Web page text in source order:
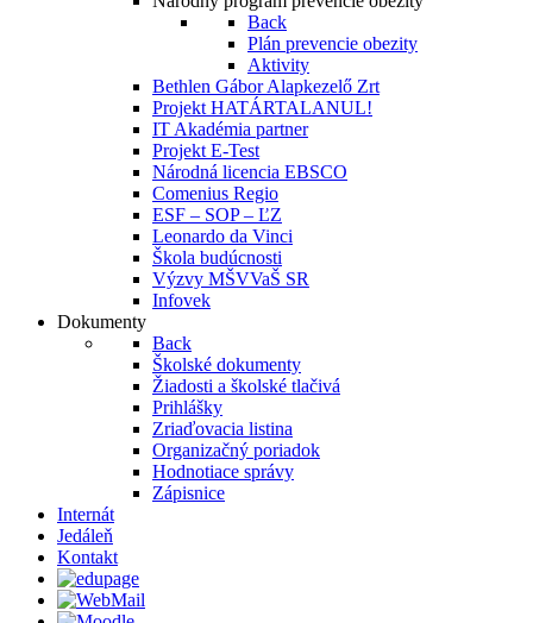
Back
Plán prevencie obezity
Aktivity
Bethlen Gábor Alapkezelő Zrt
Projekt HATÁRTALANUL!
IT Akadémia partner
Projekt E-Test
Národná licencia EBSCO
Comenius Regio
ESF – SOP – ĽZ
Leonardo da Vinci
Škola budúcnosti
Výzvy MŠVVaŠ SR
Infovek
Dokumenty
Back
Školské dokumenty
Žiadosti a školské tlačivá
Prihlášky
Zriaďovacia listina
Organizačný poriadok
Hodnotiace správy
Zápisnice
Internát
Jedáleň
Kontakt